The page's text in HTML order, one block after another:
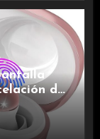
de
duración.